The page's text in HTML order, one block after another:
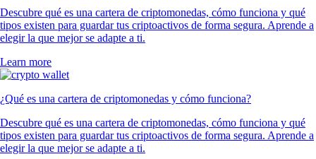
Descubre qué es una cartera de criptomonedas, cómo funciona y qué
tipos existen para guardar tus criptoactivos de forma segura. Aprende a
elegir la que mejor se adapte a ti.
Learn more
¿Qué es una cartera de criptomonedas y cómo funciona?
Descubre qué es una cartera de criptomonedas, cómo funciona y qué
tipos existen para guardar tus criptoactivos de forma segura. Aprende a
elegir la que mejor se adapte a ti.